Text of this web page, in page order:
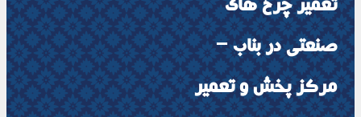
تعمیر چرخ های
صنعتی در بناب –
مرکز پخش و تعمیر